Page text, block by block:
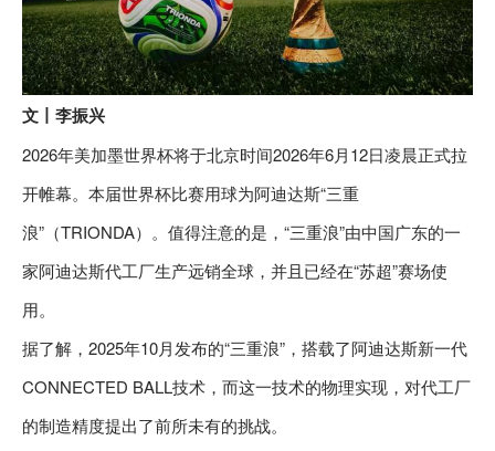
文丨李振兴
2026年美加墨世界杯将于北京时间2026年6月12日凌晨正式拉
开帷幕。本届世界杯比赛用球为阿迪达斯“三重
浪”（TRIONDA）。值得注意的是，“三重浪”由中国广东的一
家阿迪达斯代工厂生产远销全球，并且已经在“苏超”赛场使
用。
据了解，2025年10月发布的“三重浪”，搭载了阿迪达斯新一代
CONNECTED BALL技术，而这一技术的物理实现，对代工厂
的制造精度提出了前所未有的挑战。